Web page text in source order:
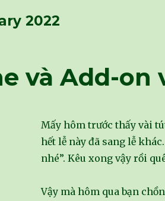
2022
và Add-on
Mấy hôm trước thấy vài
hết lễ này đã sang lễ
nhé”. Kêu xong vậy rồi
Vậy mà hôm qua bạn